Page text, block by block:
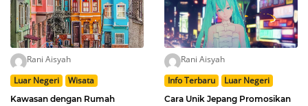
Rani Aisyah
Luar Negeri
Wisata
Kawasan dengan Rumah
Rani Aisyah
Info Terbaru
Luar Negeri
Cara Unik Jepang Promosikan